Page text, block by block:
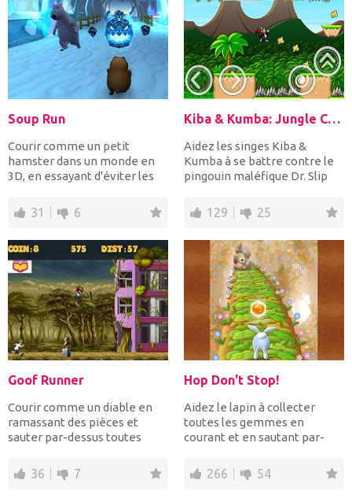
Soup Run
Courir comme un petit
hamster dans un monde en
3D, en essayant d'éviter les
31 6
Kiba & Kumba: Jungle Chaos
Aidez les singes Kiba &
Kumba à se battre contre le
pingouin maléfique Dr. Slip
129 25
Goof Runner
Courir comme un diable en
ramassant des pièces et
sauter par-dessus toutes
36 7
Hop Don't Stop!
Aidez le lapin à collecter
toutes les gemmes en
courant et en sautant par-
266 54